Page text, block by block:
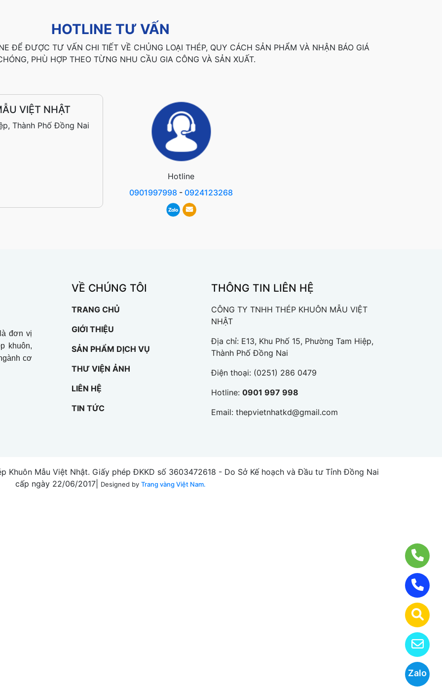
Zalo
HOTLINE TƯ VẤN
ĐỂ ĐƯỢC TƯ VẤN CHI TIẾT VỀ CHỦNG LOẠI THÉP, QUY CÁCH SẢN PHẨM VÀ NHẬN BÁO GIÁ
PHÙ HỢP THEO TỪNG NHU CẦU GIA CÔNG VÀ SẢN XUẤT.
VIỆT NHẬT
Thành Phố Đồng Nai
Hotline
0901997998 - 0924123268
đơn vị
khuôn,
cơ
VỀ CHÚNG TÔI
TRANG CHỦ
GIỚI THIỆU
SẢN PHẨM DỊCH VỤ
THƯ VIỆN ẢNH
LIÊN HỆ
TIN TỨC
THÔNG TIN LIÊN HỆ
CÔNG TY TNHH THÉP KHUÔN MẪU VIỆT
NHẬT
Địa chỉ: E13, Khu Phố 15, Phường Tam Hiệp,
Thành Phố Đồng Nai
Điện thoại: (0251) 286 0479
Hotline: 0901 997 998
Email: thepvietnhatkd@gmail.com
Khuôn Mẫu Việt Nhật. Giấy phép ĐKKD số 3603472618 - Do Sở Kế hoạch và Đầu tư Tỉnh Đồng Nai
cấp ngày 22/06/2017|
Designed by Trang vàng Việt Nam.